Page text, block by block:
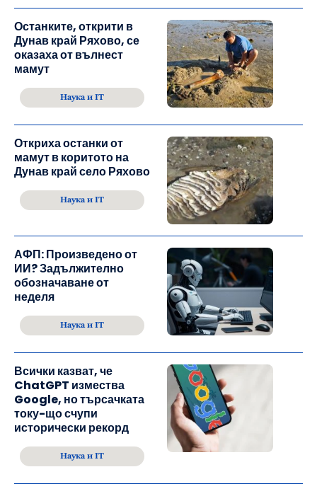
Останките, открити в
Дунав край Ряхово, се
оказаха от вълнест
мамут
Наука и IT
Откриха останки от
мамут в коритото на
Дунав край село Ряхово
Наука и IT
АФП: Произведено от
ИИ? Задължително
обозначаване от
неделя
Наука и IT
Всички казват, че
ChatGPT измества
Google, но търсачката
току-що счупи
исторически рекорд
Наука и IT